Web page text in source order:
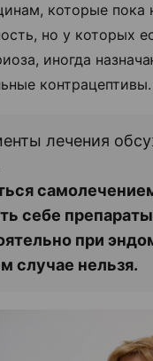
которые пока
но у которых
иногда
контрацептивы.
лечения
себе препараты
при
случае нельзя.